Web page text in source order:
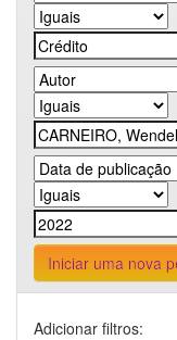
Iniciar uma nova
Adicionar filtros: